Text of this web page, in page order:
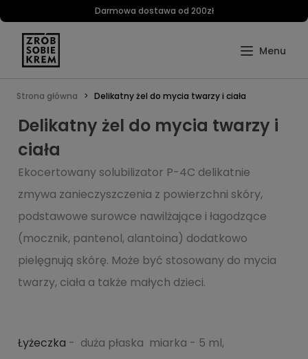
Darmowa dostawa od 200zł
Strona główna Delikatny żel do mycia twarzy i ciała
Delikatny żel do mycia twarzy i
ciała
Ekocertowany solubilizator P-4C delikatnie
zmywa zanieczyszczenia z powierzchni skóry,
podstawowe surowce nawilżające i łagodzące
(mocznik, pantenol, alantoina) dodatkowo
pielęgnują skórę. Może być stosowany do mycia
twarzy, ciała a także małych dzieci.
Łyżeczka - duża płaska miarka - 5 ml,